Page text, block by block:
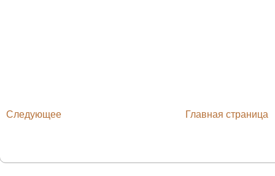
Следующее Главная страница